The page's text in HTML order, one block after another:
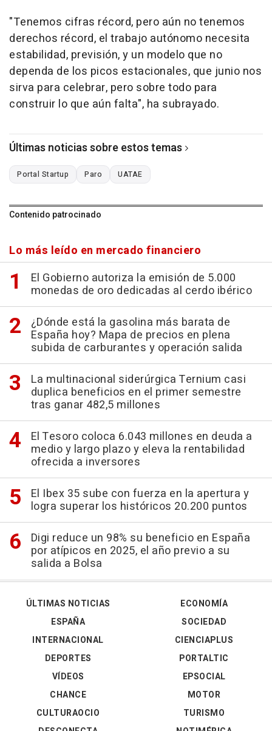
"Tenemos cifras récord, pero aún no tenemos
derechos récord, el trabajo autónomo necesita
estabilidad, previsión, y un modelo que no
dependa de los picos estacionales, que junio nos
sirva para celebrar, pero sobre todo para
construir lo que aún falta", ha subrayado.
Últimas noticias sobre estos temas
Portal Startup Paro UATAE
Contenido patrocinado
Lo más leído en mercado financiero
El Gobierno autoriza la emisión de 5.000
monedas de oro dedicadas al cerdo ibérico
¿Dónde está la gasolina más barata de
España hoy? Mapa de precios en plena
subida de carburantes y operación salida
La multinacional siderúrgica Ternium casi
duplica beneficios en el primer semestre
tras ganar 482,5 millones
El Tesoro coloca 6.043 millones en deuda a
medio y largo plazo y eleva la rentabilidad
ofrecida a inversores
El Ibex 35 sube con fuerza en la apertura y
logra superar los históricos 20.200 puntos
Digi reduce un 98% su beneficio en España
por atípicos en 2025, el año previo a su
salida a Bolsa
ÚLTIMAS NOTICIAS
ESPAÑA
INTERNACIONAL
DEPORTES
VÍDEOS
ECONOMÍA
SOCIEDAD
CIENCIAPLUS
PORTALTIC
EPSOCIAL
CHANCE
CULTURAOCIO
MOTOR
TURISMO